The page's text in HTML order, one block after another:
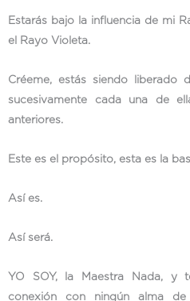
Estarás bajo la influencia de mi
el Rayo Violeta.
Créeme, estás siendo liberado
sucesivamente cada una de
anteriores.
Este es el propósito, esta es la
Así es.
Así será.
YO SOY, la Maestra Nada, y
conexión con ningún alma